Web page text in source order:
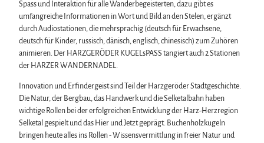
Spass und Interaktion für alle Wanderbegeisterten, dazu gibt es
umfangreiche Informationen in Wort und Bild an den Stelen, ergänzt
durch Audiostationen, die mehrsprachig (deutsch für Erwachsene,
deutsch für Kinder, russisch, dänisch, englisch, chinesisch) zum Zuhören
animieren. Der HARZGERÖDER KUGELsPASS tangiert auch 2 Stationen
der HARZER WANDERNADEL.
Innovation und Erfindergeist sind Teil der Harzgeröder Stadtgeschichte.
Die Natur, der Bergbau, das Handwerk und die Selketalbahn haben
wichtige Rollen bei der erfolgreichen Entwicklung der Harz-Herzregion
Selketal gespielt und das Hier und Jetzt geprägt. Buchenholzkugeln
bringen heute alles ins Rollen - Wissensvermittlung in freier Natur und